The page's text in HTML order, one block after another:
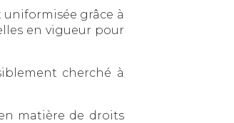
grâce à
en vigueur pour
cherché à
matière de droits